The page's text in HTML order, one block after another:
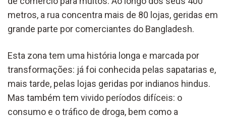
metros, a rua concentra mais de 80 lojas, geridas em
grande parte por comerciantes do Bangladesh.
Esta zona tem uma história longa e marcada por
transformações: já foi conhecida pelas sapatarias e,
mais tarde, pelas lojas geridas por indianos hindus.
Mas também tem vivido períodos difíceis: o
consumo e o tráfico de droga, bem como a